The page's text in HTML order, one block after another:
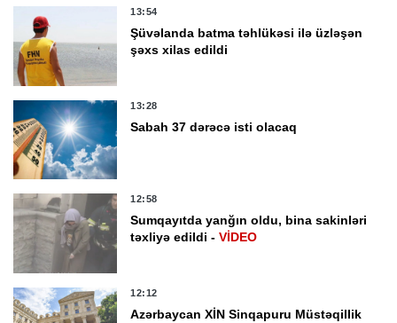
13:54
Şüvəlanda batma təhlükəsi ilə üzləşən
şəxs xilas edildi
13:28
Sabah 37 dərəcə isti olacaq
12:58
Sumqayıtda yanğın oldu, bina sakinləri
təxliyə edildi -VİDEO
12:12
Azərbaycan XİN Sinqapuru Müstəqillik